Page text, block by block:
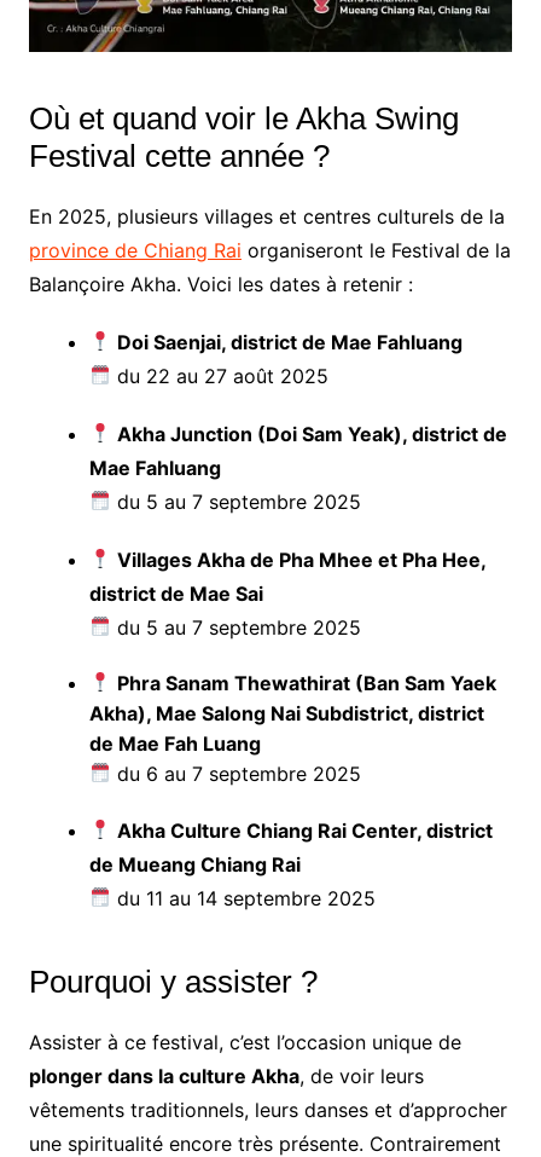
Où et quand voir le Akha Swing
Festival cette année ?
En 2025, plusieurs villages et centres culturels de la
province de Chiang Rai organiseront le Festival de la
Balançoire Akha. Voici les dates à retenir :
Doi Saenjai, district de Mae Fahluang
du 22 au 27 août 2025
Akha Junction (Doi Sam Yeak), district de
Mae Fahluang
du 5 au 7 septembre 2025
Villages Akha de Pha Mhee et Pha Hee,
district de Mae Sai
du 5 au 7 septembre 2025
Phra Sanam Thewathirat (Ban Sam Yaek
Akha), Mae Salong Nai Subdistrict, district
de Mae Fah Luang
du 6 au 7 septembre 2025
Akha Culture Chiang Rai Center, district
de Mueang Chiang Rai
du 11 au 14 septembre 2025
Pourquoi y assister ?
Assister à ce festival, c’est l’occasion unique de
plonger dans la culture Akha, de voir leurs
vêtements traditionnels, leurs danses et d’approcher
une spiritualité encore très présente. Contrairement